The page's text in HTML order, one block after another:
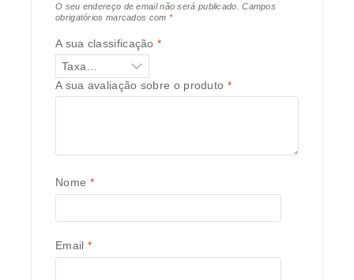
O seu endereço de email não será publicado.
Campos
obrigatórios marcados com *
A sua classificação*
A sua avaliação sobre o produto *
Nome *
Email *